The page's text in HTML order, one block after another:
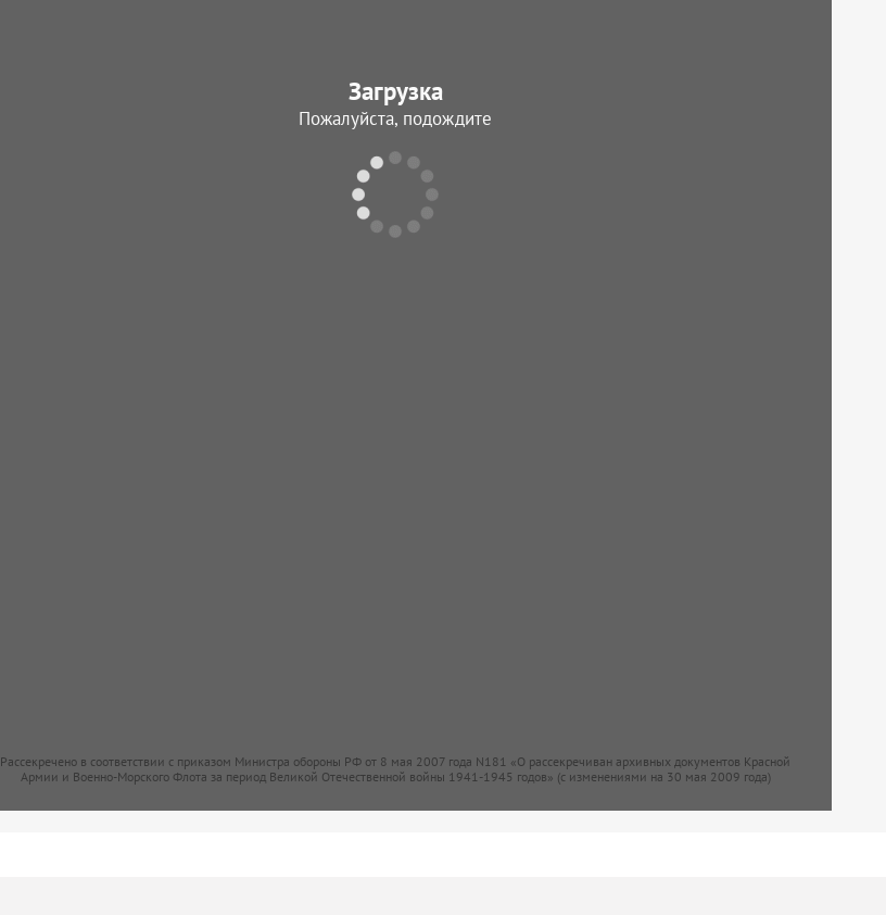
Рассекречено в соответствии с приказом Министра обороны РФ от 8 мая 2007 года N181 «О рассекречиван архивных документов Красной
Армии и Военно-Морского Флота за период Великой Отечественной войны 1941-1945 годов» (с изменениями на 30 мая 2009 года)
Загрузка
Пожалуйста, подождите